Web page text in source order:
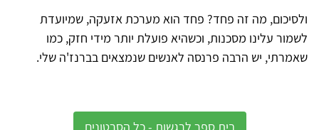
ולסיכום, מה זה פחד? פחד הוא מערכת אזעקה, שמיועדת
לשמור עלינו מסכנות, וכשהיא פועלת יותר מידי חזק, כמו
שאמרתי, יש הרבה פרנסה לאנשים שנמצאים בברנז'ה שלי.
בית ספר לרגשות - כל הסרטונים